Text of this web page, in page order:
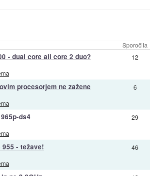
Sporočila
- dual core ali core 2 duo? 12
procesorjem ne zažene 6
ds4 29
955 - težave! 46